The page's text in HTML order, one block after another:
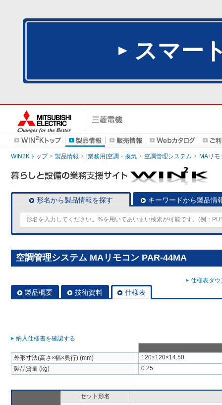
スマー
WIN2Kトップ 製品情報 [業務用]空調・換気 空調管理システム MAリモ
形名から製品情報を探す キーワードから製品情
空調管理システム MAリモコン PAR-44MA
仕様表ダ
製品概要 技術資料 仕様表
納入仕様書を確認する
外形寸法(高さ×幅×奥行) (mm)
120×120×14.50
製品質量 (kg)
0.25
セット形名